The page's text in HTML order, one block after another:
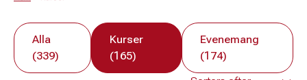
Alla
(339)
Kurser
(165)
Evenemang
(174)